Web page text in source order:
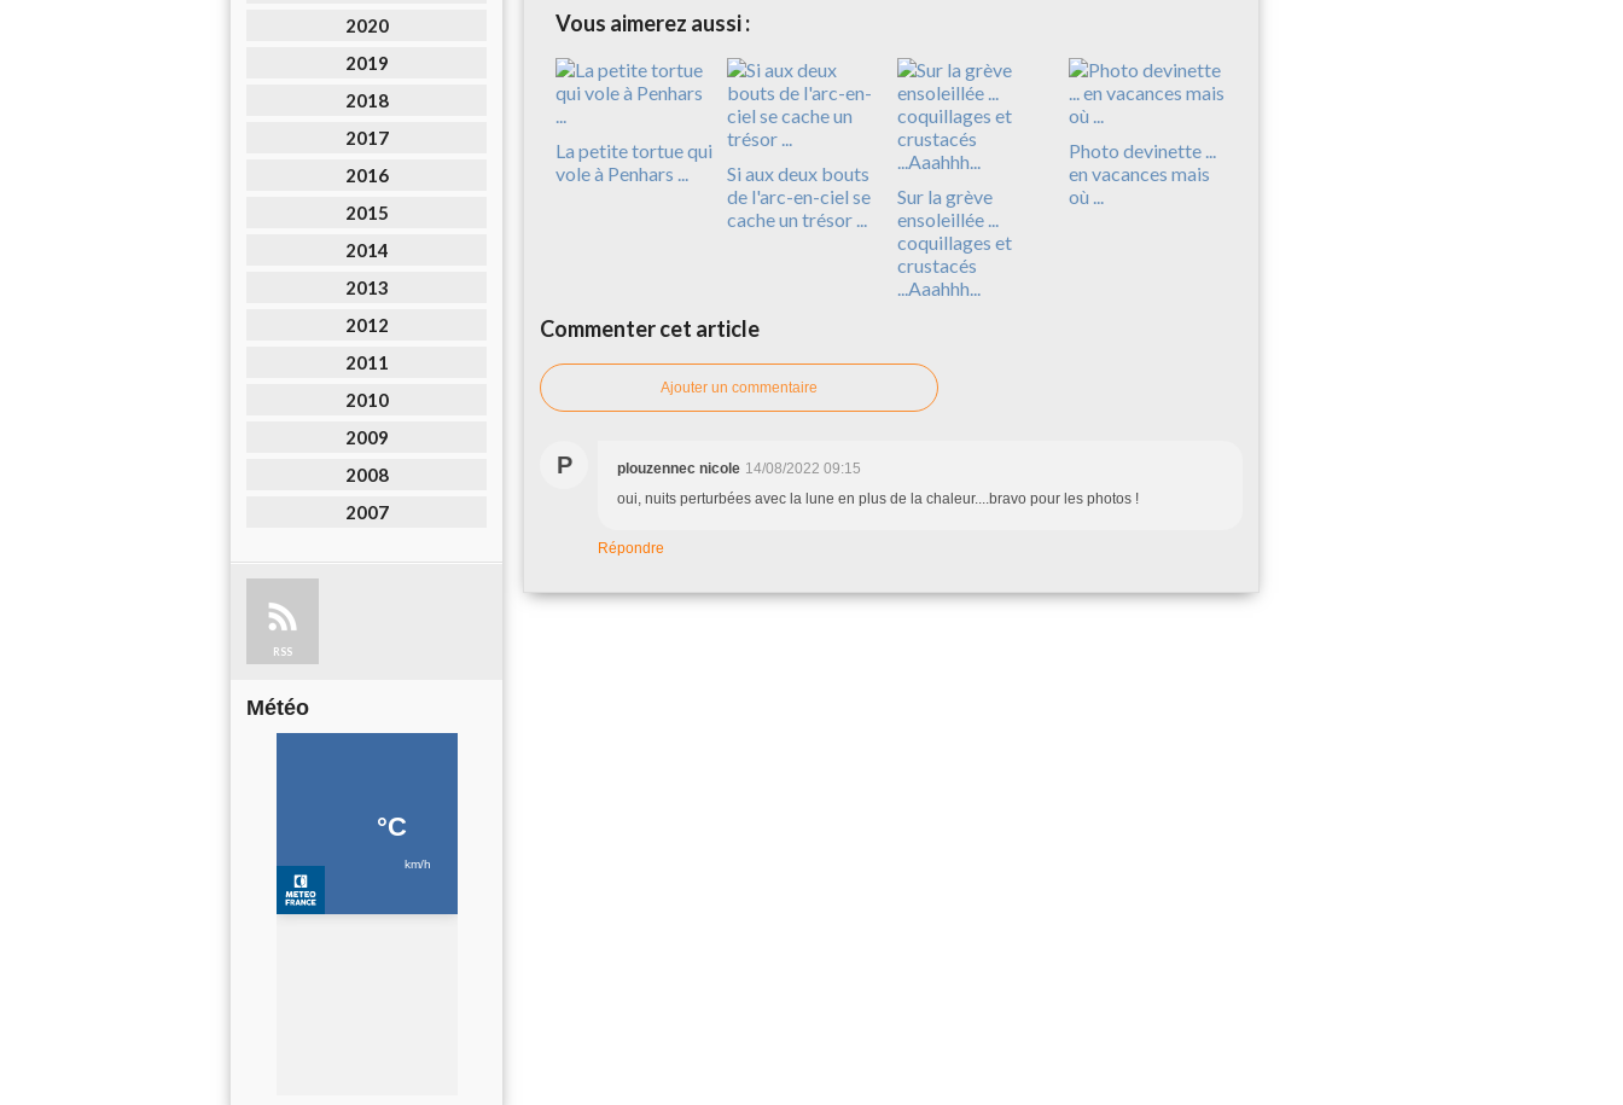
2020
2019
2018
2017
2016
2015
2014
2013
2012
2011
2010
2009
2008
2007
RSS
Météo
Vous aimerez aussi :
La petite tortue qui
vole à Penhars ...
Si aux deux bouts
de l'arc-en-ciel se
cache un trésor ...
Sur la grève
ensoleillée ...
coquillages et
crustacés
...Aaahhh...
Photo devinette ...
en vacances mais
où ...
Commenter cet article
Ajouter un commentaire
P plouzennec nicole 14/08/2022 09:15
oui, nuits perturbées avec la lune en plus de la chaleur....bravo pour les photos !
Répondre